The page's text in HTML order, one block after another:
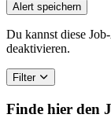
Alert speichern
Du kannst diese
deaktivieren.
Filter
Finde hier den